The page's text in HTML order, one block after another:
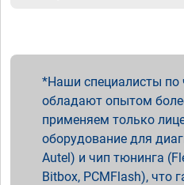
Наши специалисты по
обладают опытом
применяем только
оборудование для
Autel) и чип тюнинга
Bitbox, PCMFlash), что